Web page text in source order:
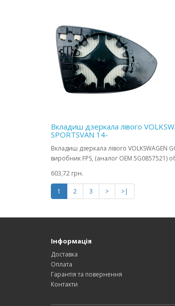
Вкладиш дзеркала лівого
SPORTSVAN 14-
Вкладиш дзеркала лівого VOLKSWAGEN
виробник FPS, (аналог OEM 5G0857521)
603,72 грн.
1 2 3 > >|
Інформація
Доставка
Оплата
Гарантія та повернення
Контакти